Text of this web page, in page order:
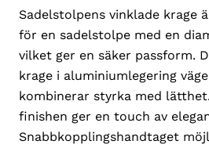
Sadelstolpens vinklade krage
för en sadelstolpe med en
vilket ger en säker passform.
krage i aluminiumlegering
kombinerar styrka med
finishen ger en touch av
Snabbkopplingshandtaget